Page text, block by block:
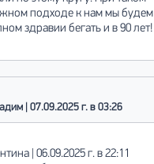
подходе к нам мы будем
здравии бегать и в 90 лет!
| 07.09.2025 г. в 03:26
| 06.09.2025 г. в 22:11